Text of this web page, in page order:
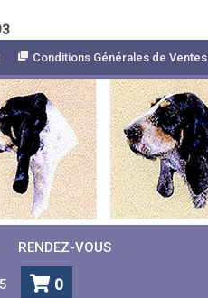
Conditions Générales de Ventes
RENDEZ-VOUS
0